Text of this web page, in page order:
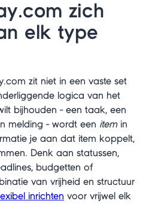
zich
elk type
zit niet in een vaste set
logica van het
bijhouden - een taak, een
melding - wordt een itemin
je aan dat item koppelt,
Denk aan statussen,
budgetten of
van vrijheid en structuur
inrichten voor vrijwel elk